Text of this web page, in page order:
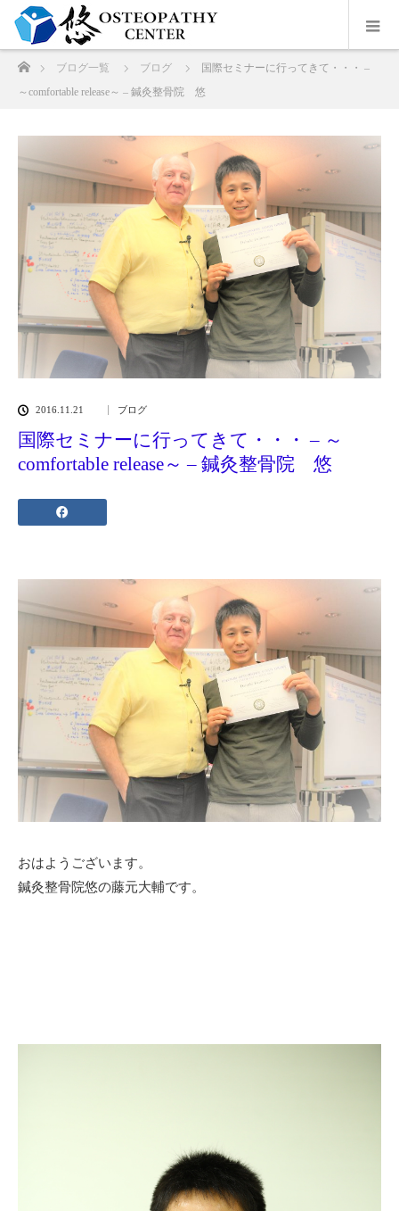
ホームブログ一覧 ブログ
国際セミナーに行ってきて・・・ –
～comfortable release～ – 鍼灸整骨院 悠
2016.11.21 ブログ
国際セミナーに行ってきて・・・ – ～
comfortable release～ – 鍼灸整骨院 悠
おはようございます。
鍼灸整骨院悠の藤元大輔です。